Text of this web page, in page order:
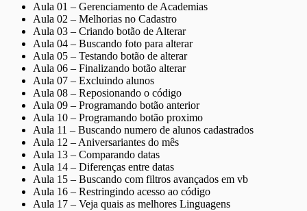
Aula 01 – Gerenciamento de Academias
Aula 02 – Melhorias no Cadastro
Aula 03 – Criando botão de Alterar
Aula 04 – Buscando foto para alterar
Aula 05 – Testando botão de alterar
Aula 06 – Finalizando botão alterar
Aula 07 – Excluindo alunos
Aula 08 – Reposionando o código
Aula 09 – Programando botão anterior
Aula 10 – Programando botão proximo
Aula 11 – Buscando numero de alunos cadastrados
Aula 12 – Aniversariantes do mês
Aula 13 – Comparando datas
Aula 14 – Diferenças entre datas
Aula 15 – Buscando com filtros avançados em vb
Aula 16 – Restringindo acesso ao código
Aula 17 – Veja quais as melhores Linguagens